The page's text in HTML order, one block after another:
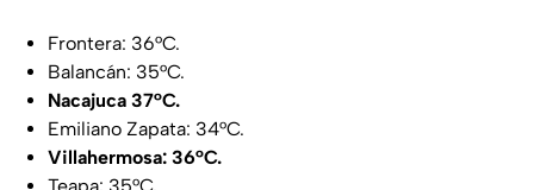
Frontera: 36°C.
Balancán: 35°C.
Nacajuca 37°C.
Emiliano Zapata: 34°C.
Villahermosa: 36°C.